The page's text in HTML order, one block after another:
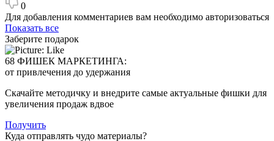
0
Для добавления комментариев вам необходимо авторизоваться
Показать все
Заберите подарок
68 ФИШЕК МАРКЕТИНГА:
от привлечения до удержания
Скачайте методичку и внедрите самые актуальные фишки для
увеличения продаж вдвое
Получить
Куда отправлять чудо материалы?